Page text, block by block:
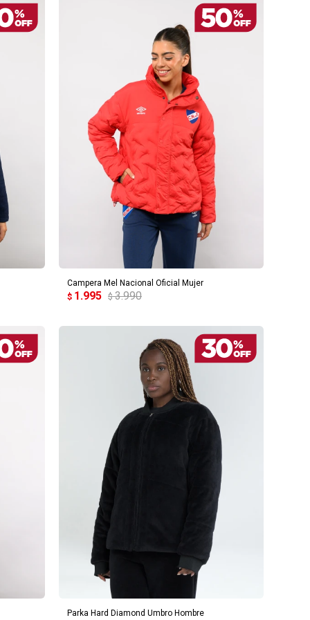
Campera Mel Nacional Oficial Mujer
$ 1.995 $ 3.990
AGREGAR AL CARRITO
Parka Hard Diamond Umbro Hombre
AGREGAR AL CARRITO